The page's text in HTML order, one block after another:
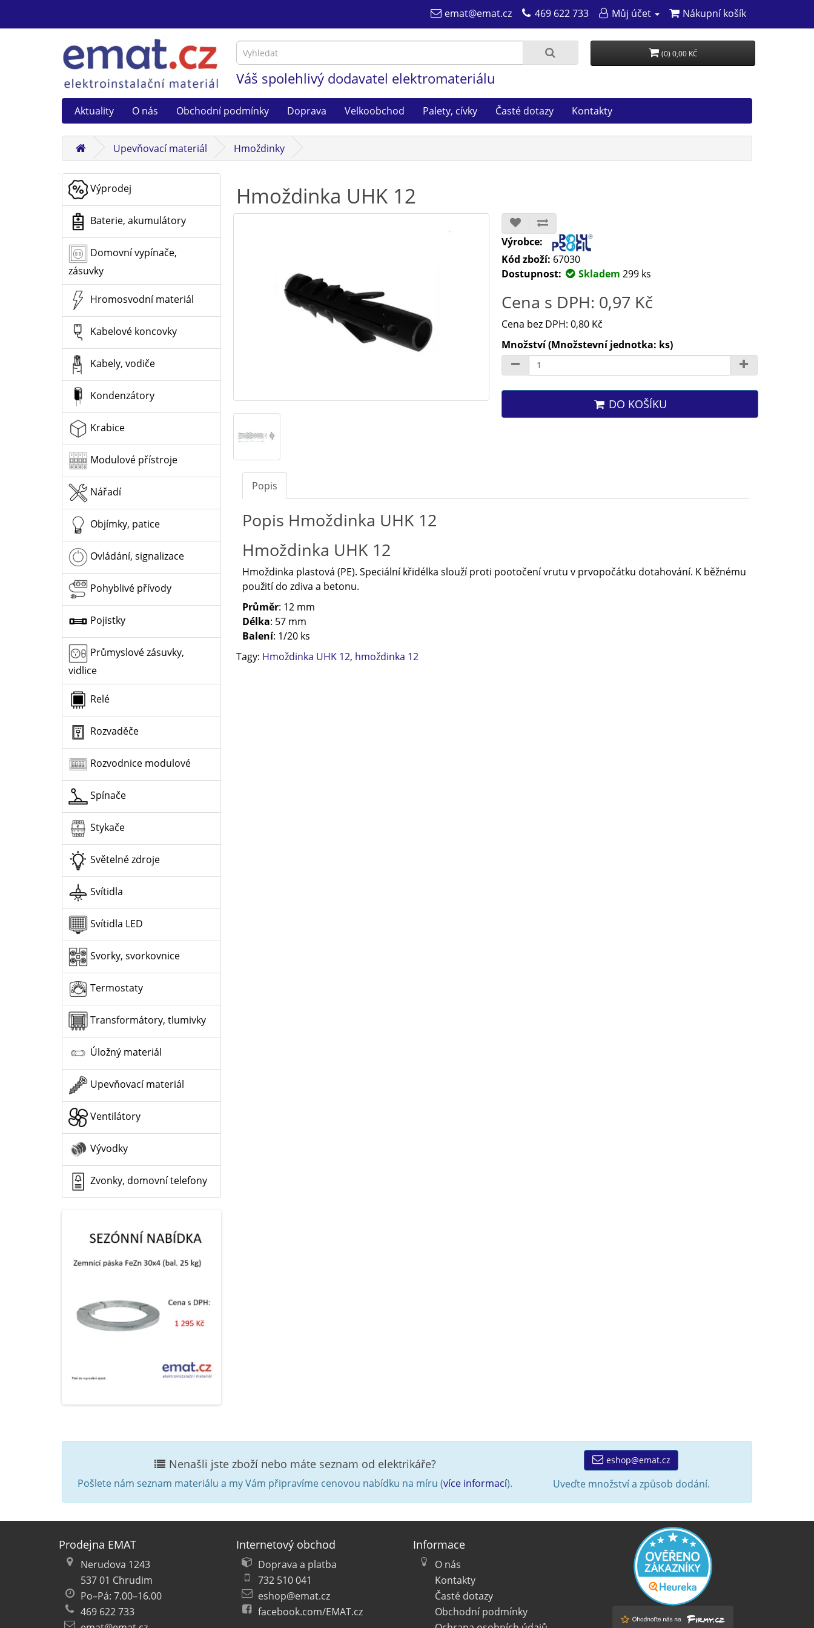
emat@emat.cz 469 622 733 Můj účet Nákupní košík
Váš spolehlivý dodavatel elektromateriálu
(0) 0,00 KČ
Aktuality O nás Obchodní podmínky Doprava Velkoobchod Palety, cívky Časté dotazy Kontakty
Upevňovací materiál Hmoždinky
Výprodej
Baterie, akumulátory
Domovní vypínače,
zásuvky
Hromosvodní materiál
Kabelové koncovky
Kabely, vodiče
Kondenzátory
Krabice
Modulové přístroje
Nářadí
Objímky, patice
Ovládání, signalizace
Pohyblivé přívody
Pojistky
Průmyslové zásuvky,
vidlice
Relé
Rozvaděče
Rozvodnice modulové
Spínače
Stykače
Světelné zdroje
Svítidla
Svítidla LED
Svorky, svorkovnice
Termostaty
Transformátory, tlumivky
Úložný materiál
Upevňovací materiál
Ventilátory
Vývodky
Zvonky, domovní telefony
Hmoždinka UHK 12
Výrobce:
Kód zboží: 67030
Dostupnost:
Skladem 299 ks
Cena s DPH: 0,97 Kč
Cena bez DPH: 0,80 Kč
Množství (Množstevní jednotka: ks)
DO KOŠÍKU
Popis
Popis Hmoždinka UHK 12
Hmoždinka UHK 12
Hmoždinka plastová (PE). Speciální křidélka slouží proti pootočení vrutu v prvopočátku dotahování. K běžnému
použití do zdiva a betonu.
Průměr: 12 mm
Délka: 57 mm
Balení: 1/20 ks
Tagy: Hmoždinka UHK 12, hmoždinka 12
Nenašli jste zboží nebo máte seznam od elektrikáře?
Pošlete nám seznam materiálu a my Vám připravíme cenovou nabídku na míru (více informací).
eshop@emat.cz
Uveďte množství a způsob dodání.
Prodejna EMAT
Nerudova 1243
537 01 Chrudim
Po–Pá: 7.00–16.00
469 622 733
Internetový obchod
Doprava a platba
732 510 041
eshop@emat.cz
facebook.com/EMAT.cz
Informace
O nás
Kontakty
Časté dotazy
Obchodní podmínky